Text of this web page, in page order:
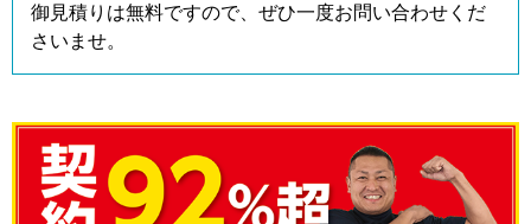
御見積りは無料ですので、ぜひ一度お問い合わせくだ
さいませ。